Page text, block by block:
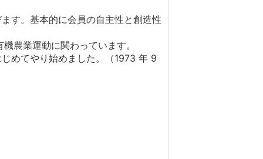
す。基本的に会員の自主性と創造性
農業運動に関わっています。
めてやり始めました。（1973 年 9